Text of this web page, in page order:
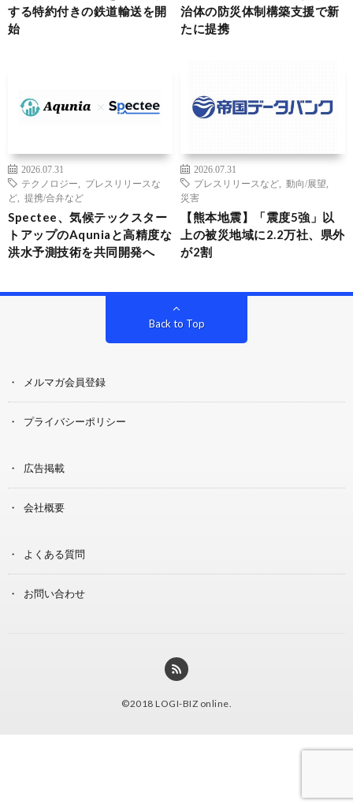
する特約付きの鉄道輸送を開
始
治体の防災体制構築支援で新
たに提携
2026.07.31
テクノロジー
プレスリリースな
ど
提携/合弁など
Spectee、気候テックスター
トアップのAquniaと高精度な
洪水予測技術を共同開発へ
2026.07.31
プレスリリースなど
動向/展望
災害
【熊本地震】「震度5強」以
上の被災地域に2.2万社、県外
が2割
Back to Top
メルマガ会員登録
プライバシーポリシー
広告掲載
会社概要
よくある質問
お問い合わせ
©2018 LOGI-BIZ online